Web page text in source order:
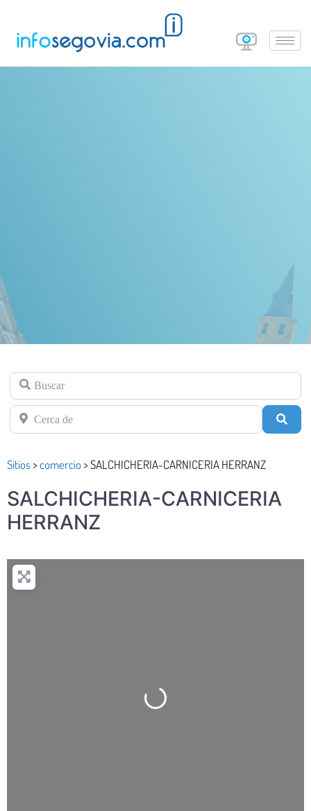
Buscar
Cerca de
Sitios >comercio>SALCHICHERIA-CARNICERIA HERRANZ
SALCHICHERIA-CARNICERIA
HERRANZ
Cargando…